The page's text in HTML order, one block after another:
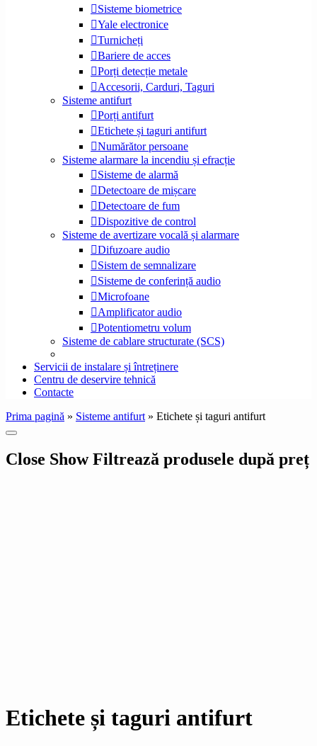
Sisteme biometrice
Yale electronice
Turnicheți
Bariere de acces
Porți detecție metale
Accesorii, Carduri, Taguri
Sisteme antifurt
Porți antifurt
Etichete și taguri antifurt
Numărător persoane
Sisteme alarmare la incendiu și efracție
Sisteme de alarmă
Detectoare de mișcare
Detectoare de fum
Dispozitive de control
Sisteme de avertizare vocală și alarmare
Difuzoare audio
Sistem de semnalizare
Sisteme de conferință audio
Microfoane
Amplificator audio
Potentiometru volum
Sisteme de cablare structurate (SCS)
Servicii de instalare și întreținere
Centru de deservire tehnică
Contacte
Prima pagină » Sisteme antifurt » Etichete și taguri antifurt
Close ShowFiltrează produsele după preț
Etichete și taguri antifurt